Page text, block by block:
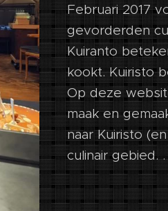
Februari 2017
gevorderden
Kuiranto
kookt. Kuiristo
Op deze
maak en
naar Kuiristo
culinair gebied. .